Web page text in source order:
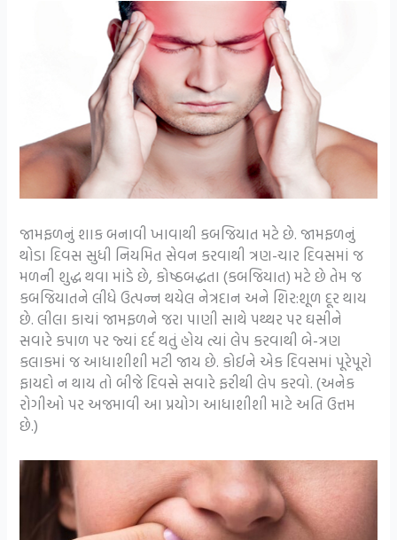
જામફળનું શાક બનાવી ખાવાથી કબજિયાત મટે છે. જામફળનું
થોડા દિવસ સુધી નિયમિત સેવન કરવાથી ત્રણ-ચાર દિવસમાં જ
મળની શુદ્ધ થવા માંડે છે, કોષ્ઠબદ્ધતા (કબજિયાત) મટે છે તેમ જ
કબજિયાતને લીધે ઉત્પન્ન થયેલ નેત્રદાન અને શિર:શૂળ દૂર થાય
છે. લીલા કાચાં જામફળને જરા પાણી સાથે પથ્થર પર ઘસીને
સવારે કપાળ પર જ્યાં દર્દ થતું હોય ત્યાં લેપ કરવાથી બે-ત્રણ
કલાકમાં જ આધાશીશી મટી જાય છે. કોઈને એક દિવસમાં પૂરેપૂરો
ફાયદો ન થાય તો બીજે દિવસે સવારે ફરીથી લેપ કરવો. (અનેક
રોગીઓ પર અજમાવી આ પ્રયોગ આધાશીશી માટે અતિ ઉત્તમ
છે.)